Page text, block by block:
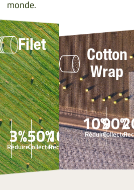
monde.
Filet
3%
Réduire50%
Collecter10%
Recycler
Cotton
Wrap
10%
Réduire90%
Collecter